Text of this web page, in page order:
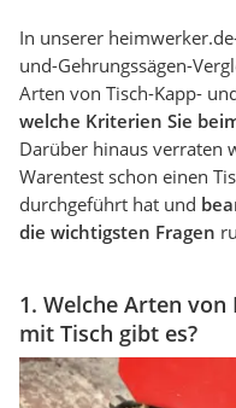
In unserer
und-Gehrungssägen-
Arten von Tisch-Kapp-
welche Kriterien Sie
Darüber hinaus verraten
Warentest schon einen
durchgeführt hat und
die wichtigsten Fragen
1. Welche Arten von
mit Tisch gibt es?